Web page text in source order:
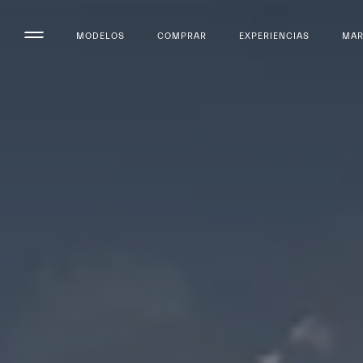
MODELOS COMPRAR EXPERIENCIAS